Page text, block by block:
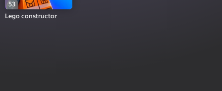
53
Lego constructor